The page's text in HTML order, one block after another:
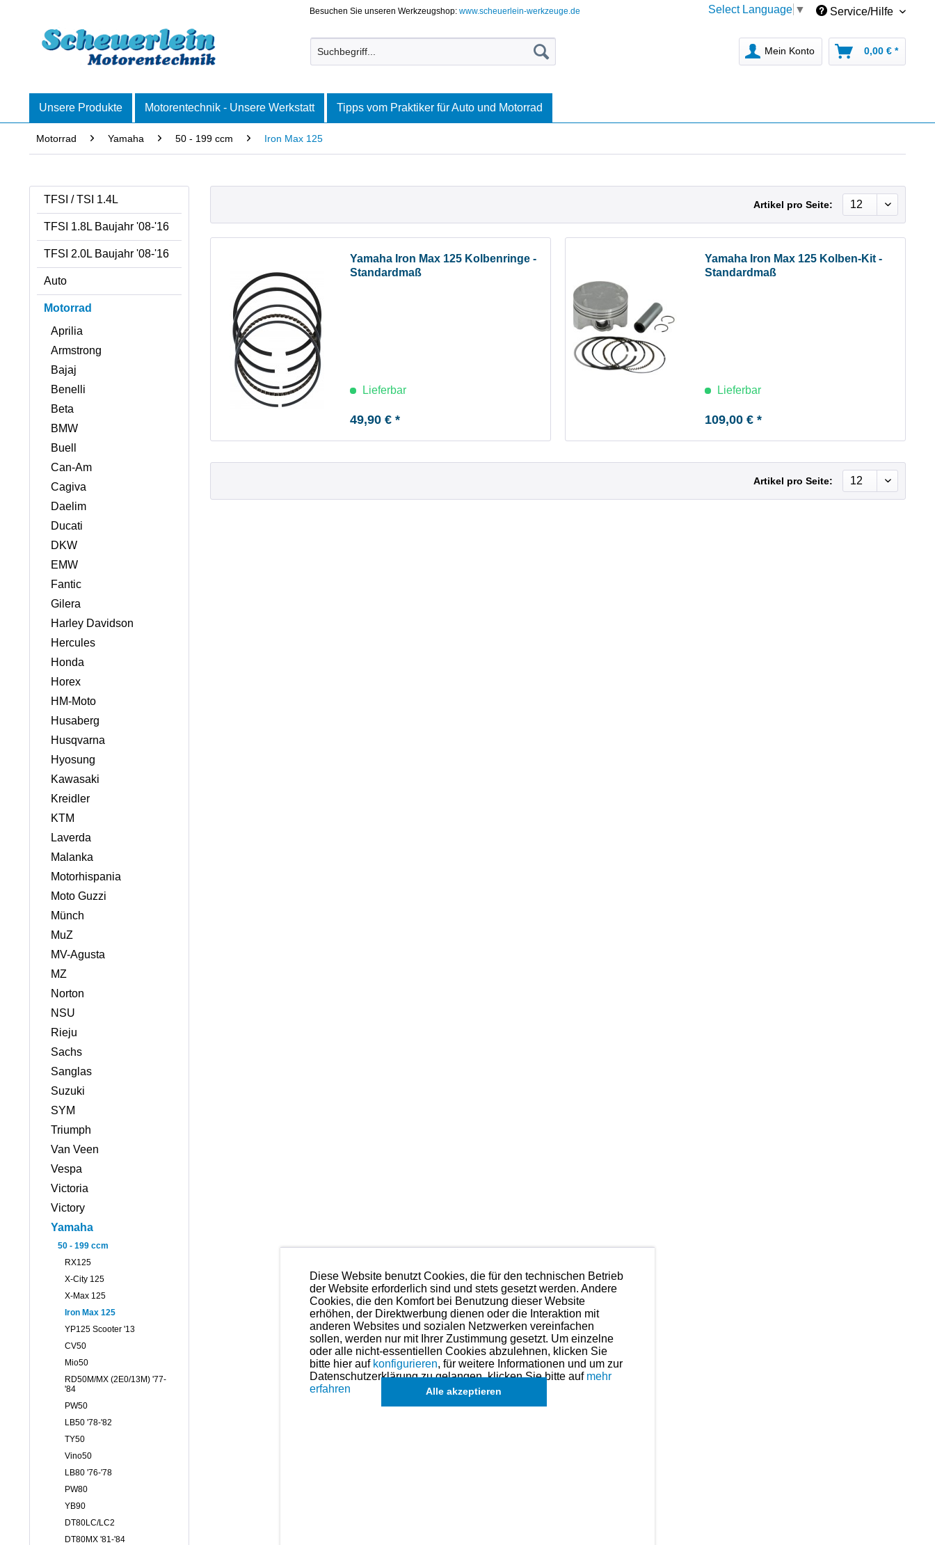
Besuchen Sie unseren Werkzeugshop:www.scheuerlein-werkzeuge.de Select Language ▼ Service/Hilfe
Mein Konto 0,00 € *
Unsere Produkte Motorentechnik - Unsere Werkstatt Tipps vom Praktiker für Auto und Motorrad
Motorrad Yamaha 50 - 199 ccm Iron Max 125
TFSI / TSI 1.4L
TFSI 1.8L Baujahr '08-'16
TFSI 2.0L Baujahr '08-'16
Auto
Motorrad
Aprilia
Armstrong
Bajaj
Benelli
Beta
BMW
Buell
Can-Am
Cagiva
Daelim
Ducati
DKW
EMW
Fantic
Gilera
Harley Davidson
Hercules
Honda
Horex
HM-Moto
Husaberg
Husqvarna
Hyosung
Kawasaki
Kreidler
KTM
Laverda
Malanka
Motorhispania
Moto Guzzi
Münch
MuZ
MV-Agusta
MZ
Norton
NSU
Rieju
Sachs
Sanglas
Suzuki
SYM
Triumph
Van Veen
Vespa
Victoria
Victory
Yamaha
50 - 199 ccm
RX125
X-City 125
X-Max 125
Iron Max 125
YP125 Scooter '13
CV50
Mio50
RD50M/MX (2E0/13M) '77-
'84
PW50
LB50 '78-'82
TY50
Vino50
LB80 '76-'78
PW80
YB90
DT80LC/LC2
DT80MX '81-'84
Artikel pro Seite:
Yamaha Iron Max 125 Kolbenringe -
Standardmaß
Lieferbar
49,90 € *
Yamaha Iron Max 125 Kolben-Kit -
Standardmaß
Lieferbar
109,00 € *
Artikel pro Seite:
Diese Website benutzt Cookies, die für den technischen Betrieb
der Website erforderlich sind und stets gesetzt werden. Andere
Cookies, die den Komfort bei Benutzung dieser Website
erhöhen, der Direktwerbung dienen oder die Interaktion mit
anderen Websites und sozialen Netzwerken vereinfachen
sollen, werden nur mit Ihrer Zustimmung gesetzt. Um einzelne
oder alle nicht-essentiellen Cookies abzulehnen, klicken Sie
bitte hier auf konfigurieren, für weitere Informationen und um zur
Datenschutzerklärung zu gelangen, klicken Sie bitte auf mehr
erfahren
Alle akzeptieren